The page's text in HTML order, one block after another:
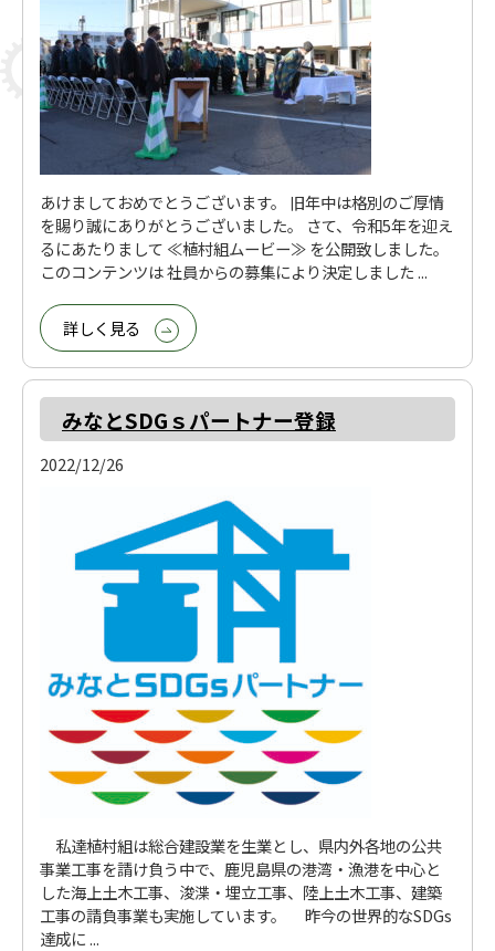
あけましておめでとうございます。 旧年中は格別のご厚情
を賜り誠にありがとうございました。 さて、令和5年を迎え
るにあたりまして ≪植村組ムービー≫ を公開致しました。
このコンテンツは 社員からの募集により決定しました ...
詳しく見る
みなとSDGｓパートナー登録
2022/12/26
私達植村組は総合建設業を生業とし、県内外各地の公共
事業工事を請け負う中で、鹿児島県の港湾・漁港を中心と
した海上土木工事、浚渫・埋立工事、陸上土木工事、建築
工事の請負事業も実施しています。 昨今の世界的なSDGs
達成に ...